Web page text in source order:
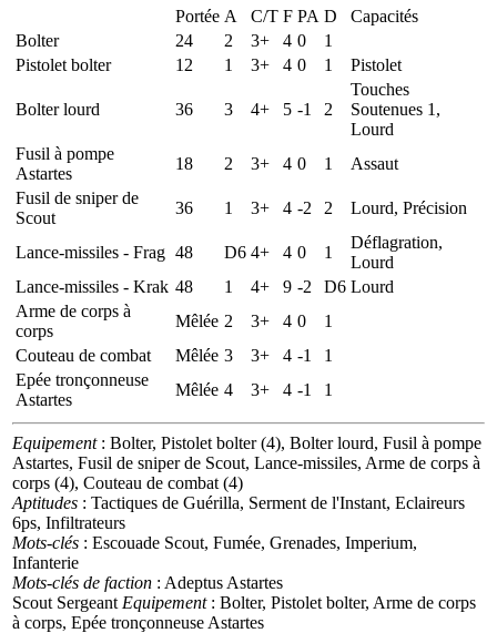
Portée A C/T F PA D
Capacités
Bolter
24 2 3+ 4 0
1
Pistolet bolter
12 1 3+ 4 0 1 Pistolet
Bolter lourd 36 3 4+ 5 -1 2
Touches
Soutenues 1,
Lourd
Fusil à pompe
Astartes
18 2 3+ 4 0 1
Assaut
Fusil de sniper de
Scout
36 1 3+ 4 -2 2 Lourd, Précision
Lance-missiles - Frag 48 D6 4+ 4 0 1
Déflagration,
Lourd
Lance-missiles - Krak 48 1 4+ 9 -2 D6 Lourd
Arme de corps à
corps
Mêlée 2 3+ 4 0
1
Couteau de combat
Mêlée 3 3+ 4 -1
1
Epée tronçonneuse
Astartes
Mêlée 4 3+ 4 -1 1
Equipement: Bolter, Pistolet bolter (4), Bolter lourd, Fusil à pompe
Astartes, Fusil de sniper de Scout, Lance-missiles, Arme de corps à
corps (4), Couteau de combat (4)
Aptitudes : Tactiques de Guérilla, Serment de l'Instant, Eclaireurs
6ps, Infiltrateurs
Mots-clés : Escouade Scout, Fumée, Grenades, Imperium,
Infanterie
Mots-clés de faction : Adeptus Astartes
Scout Sergeant Equipement: Bolter, Pistolet bolter, Arme de corps
à corps, Epée tronçonneuse Astartes